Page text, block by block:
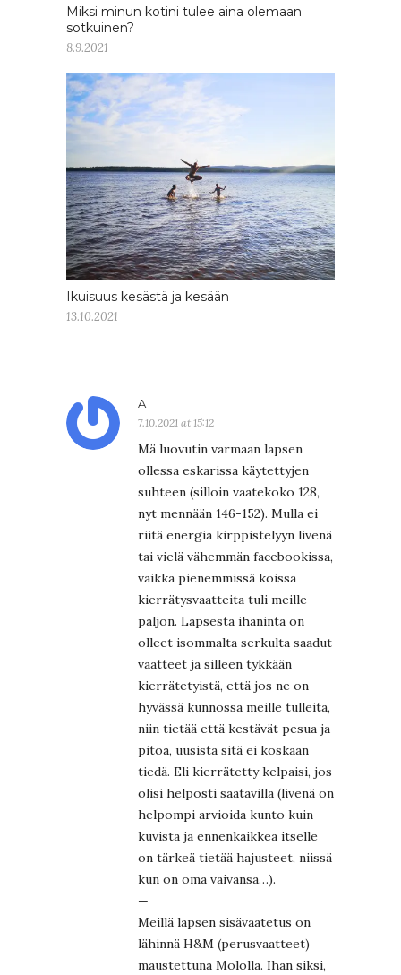
Miksi minun kotini tulee aina olemaan
sotkuinen?
8.9.2021
Ikuisuus kesästä ja kesään
13.10.2021
A
7.10.2021 at 15:12
Mä luovutin varmaan lapsen
ollessa eskarissa käytettyjen
suhteen (silloin vaatekoko 128,
nyt mennään 146-152). Mulla ei
riitä energia kirppistelyyn livenä
tai vielä vähemmän facebookissa,
vaikka pienemmissä koissa
kierrätysvaatteita tuli meille
paljon. Lapsesta ihaninta on
olleet isommalta serkulta saadut
vaatteet ja silleen tykkään
kierrätetyistä, että jos ne on
hyvässä kunnossa meille tulleita,
niin tietää että kestävät pesua ja
pitoa, uusista sitä ei koskaan
tiedä. Eli kierrätetty kelpaisi, jos
olisi helposti saatavilla (livenä on
helpompi arvioida kunto kuin
kuvista ja ennenkaikkea itselle
on tärkeä tietää hajusteet, niissä
kun on oma vaivansa…).
—
Meillä lapsen sisävaatetus on
lähinnä H&M (perusvaatteet)
maustettuna Mololla. Ihan siksi,